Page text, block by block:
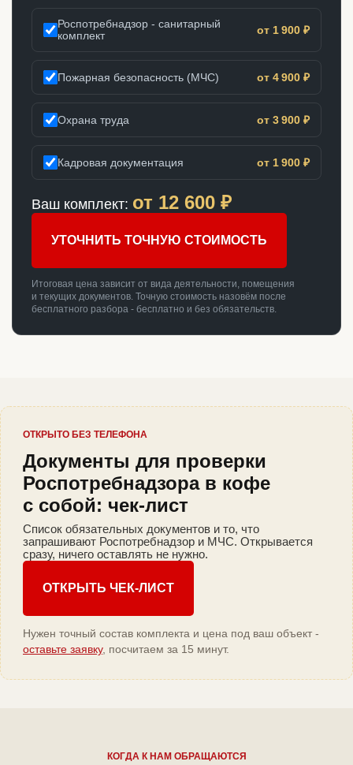
Роспотребнадзор - санитарный
комплект
от 1 900 ₽
Пожарная безопасность (МЧС) от 4 900 ₽
Охрана труда от 3 900 ₽
Кадровая документация от 1 900 ₽
Ваш комплект: от 12 600 ₽
УТОЧНИТЬ ТОЧНУЮ СТОИМОСТЬ
Итоговая цена зависит от вида деятельности, помещения
и текущих документов. Точную стоимость назовём после
бесплатного разбора - бесплатно и без обязательств.
ОТКРЫТО БЕЗ ТЕЛЕФОНА
Документы для проверки
Роспотребнадзора в кофе
с собой: чек-лист
Список обязательных документов и то, что
запрашивают Роспотребнадзор и МЧС. Открывается
сразу, ничего оставлять не нужно.
ОТКРЫТЬ ЧЕК-ЛИСТ
Нужен точный состав комплекта и цена под ваш объект -
оставьте заявку, посчитаем за 15 минут.
КОГДА К НАМ ОБРАЩАЮТСЯ